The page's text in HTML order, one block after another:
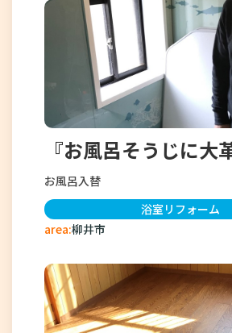
『お風呂そうじに大
お風呂入替
浴室リフォーム
area:柳井市